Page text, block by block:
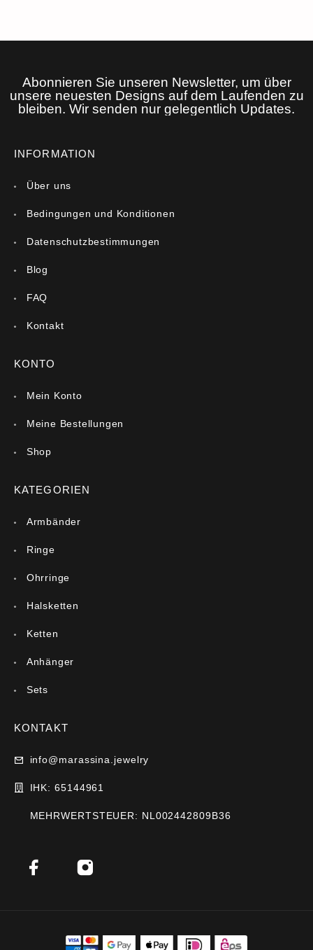
Abonnieren Sie unseren Newsletter, um über
unsere neuesten Designs auf dem Laufenden zu
bleiben. Wir senden nur gelegentlich Updates.
INFORMATION
Über uns
Bedingungen und Konditionen
Datenschutzbestimmungen
Blog
FAQ
Kontakt
KONTO
Mein Konto
Meine Bestellungen
Shop
KATEGORIEN
Armbänder
Ringe
Ohrringe
Halsketten
Ketten
Anhänger
Sets
KONTAKT
info@marassina.jewelry
IHK: 65144961
MEHRWERTSTEUER: NL002442809B36